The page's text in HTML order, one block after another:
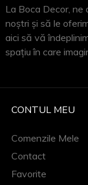
La Boca Decor,
noștri și să le
aici să vă
spațiu în care
CONTUL MEU
Comenzile Mele
Contact
Favorite